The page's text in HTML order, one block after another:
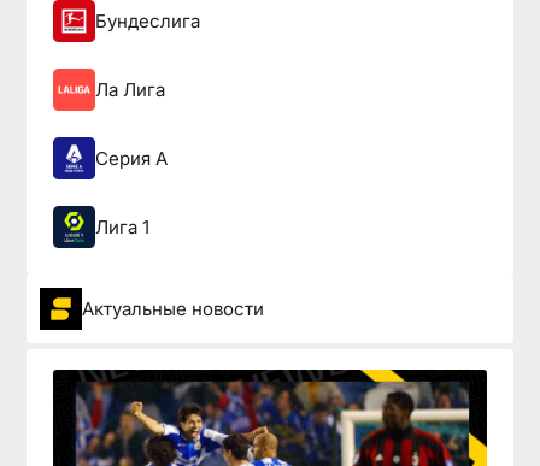
Бундеслига
Ла Лига
Серия А
Лига 1
Актуальные новости